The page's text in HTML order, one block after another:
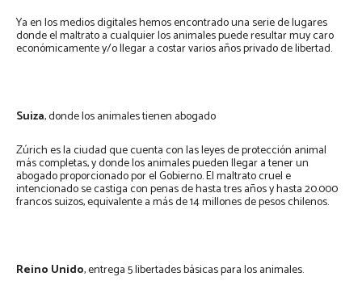
Ya en los medios digitales hemos encontrado una serie de lugares
donde el maltrato a cualquier los animales puede resultar muy caro
económicamente y/o llegar a costar varios años privado de libertad.
Suiza, donde los animales tienen abogado
Zúrich es la ciudad que cuenta con las leyes de protección animal
más completas, y donde los animales pueden llegar a tener un
abogado proporcionado por el Gobierno. El maltrato cruel e
intencionado se castiga con penas de hasta tres años y hasta 20.000
francos suizos, equivalente a más de 14 millones de pesos chilenos.
Reino Unido, entrega 5 libertades básicas para los animales.